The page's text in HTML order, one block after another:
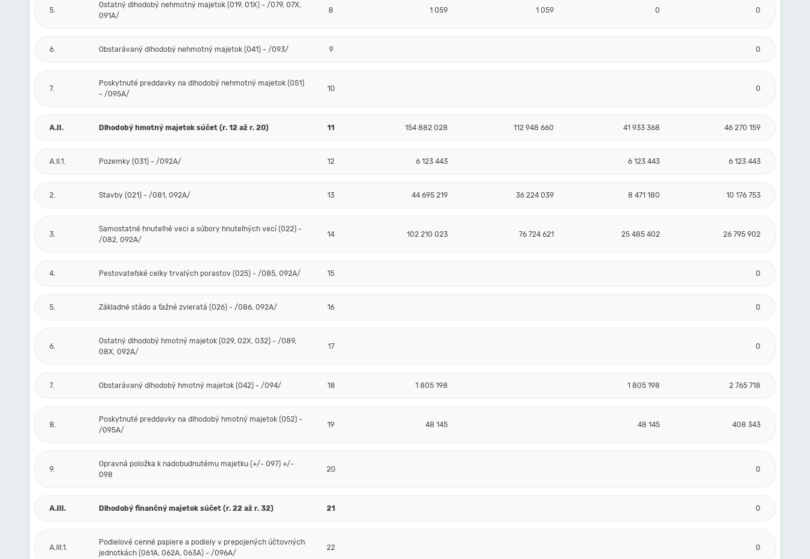
5.
Ostatný dlhodobý nehmotný majetok (019, 01X) - /079, 07X,
091A/
8 1 059 1 059 0 0
6. Obstarávaný dlhodobý nehmotný majetok (041) - /093/ 9 0
7.
Poskytnuté preddavky na dlhodobý nehmotný majetok (051)
- /095A/
10 0
A.II. Dlhodobý hmotný majetok súčet (r. 12 až r. 20) 11 154 882 028 112 948 660 41 933 368 46 270 159
A.II.1. Pozemky (031) - /092A/ 12 6 123 443 6 123 443 6 123 443
2. Stavby (021) - /081, 092A/ 13 44 695 219 36 224 039 8 471 180 10 176 753
3.
Samostatné hnuteľné veci a súbory hnuteľných vecí (022) -
/082, 092A/
14 102 210 023 76 724 621 25 485 402 26 795 902
4. Pestovateľské celky trvalých porastov (025) - /085, 092A/ 15 0
5. Základné stádo a ťažné zvieratá (026) - /086, 092A/ 16 0
6.
Ostatný dlhodobý hmotný majetok (029, 02X, 032) - /089,
08X, 092A/
17 0
7. Obstarávaný dlhodobý hmotný majetok (042) - /094/ 18 1 805 198 1 805 198 2 765 718
8.
Poskytnuté preddavky na dlhodobý hmotný majetok (052) -
/095A/
19 48 145 48 145 408 343
9.
Opravná položka k nadobudnutému majetku (+/- 097) +/-
098
20 0
A.III. Dlhodobý finančný majetok súčet (r. 22 až r. 32) 21 0
A.III.1.
Podielové cenné papiere a podiely v prepojených účtovných
jednotkách (061A, 062A, 063A) - /096A/
22 0